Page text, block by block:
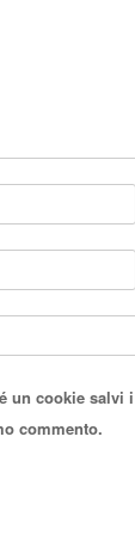
un cookie salvi
commento.